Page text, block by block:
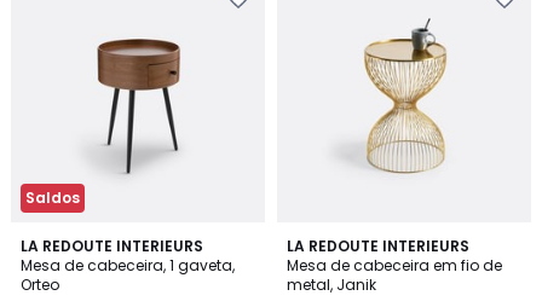
Saldos
LA REDOUTE INTERIEURS
Mesa de cabeceira, 1 gaveta,
Orteo
4,6
/ 5
LA REDOUTE INTERIEURS
Mesa de cabeceira em fio de
metal, Janik
4,5
/ 5